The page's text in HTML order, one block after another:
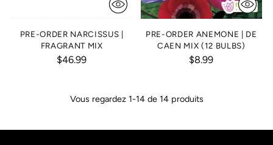
PRE-ORDER NARCISSUS |
FRAGRANT MIX
$46.99
PRE-ORDER ANEMONE | DE
CAEN MIX (12 BULBS)
$8.99
Vous regardez 1-14 de 14 produits